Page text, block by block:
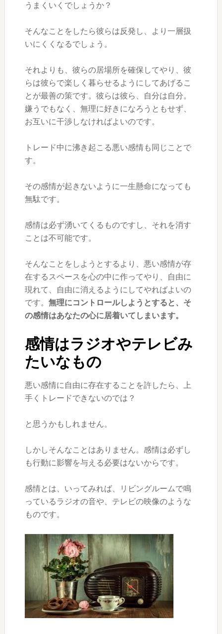
うまくいくでしょうか？
そんなことをしたら彼らは反発し、より一層扱
いにくくなるでしょう。
それよりも、彼らの居場所を確保してやり、彼
らは彼らで楽しく暮らせるようにしてあげるこ
とが最善の策です。彼らは彼ら、自分は自分。
嫌うでもなく、無理に好きになろうともせず、
お互いに干渉しなければよいのです。
トレード中に沸き起こる悪い感情も同じことで
す。
その感情が起きないように一生懸命になっても
無駄です。
感情は必ず湧いてくるものですし、それを消す
ことは不可能です。
そんなことをしようとするより、悪い感情が存
在するスペースを心の中に作ってやり、自由に
現れて、自由に消えるようにしてやればよいの
です。 無理にコントロールしようとすると、そ
の感情はあなたの心に居着いてしまいます。
感情はラジオやテレビみ
たいなもの
悪い感情に自由に存在することを許したら、上
手くトレードできないのでは？
と思うかもしれません。
しかしそんなことはありません。感情は必ずし
も行動に影響を与える必要はないからです。
感情とは、いってみれば、リビングルームで鳴
っているラジオの音や、テレビの映像のような
ものです。